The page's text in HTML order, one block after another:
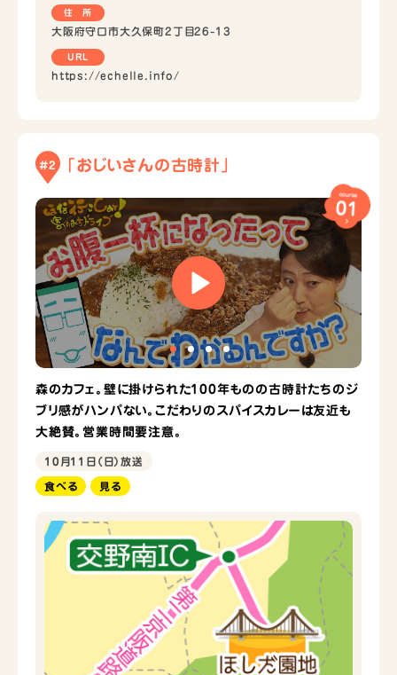
住 所
大阪府守口市大久保町2丁目26-13
URL
https://echelle.info/
#2 「おじいさんの古時計」
course
01
森のカフェ。壁に掛けられた100年ものの古時計たちのジ
ブリ感がハンパない。こだわりのスパイスカレーは友近も
大絶賛。営業時間要注意。
10月11日（日）放送
食べる 見る